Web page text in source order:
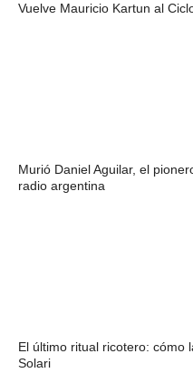
Vuelve Mauricio Kartun al
Murió Daniel Aguilar, el
radio argentina
El último ritual ricotero: cómo
Solari